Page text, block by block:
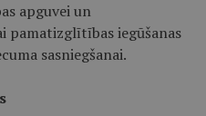
apguvei un
pamatizglītības iegūšanas
sasniegšanai.